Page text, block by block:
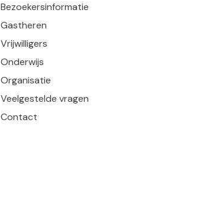
Bezoekersinformatie
Gastheren
Vrijwilligers
Onderwijs
Organisatie
Veelgestelde vragen
Contact